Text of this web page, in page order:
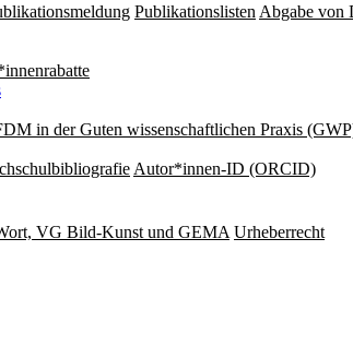
Publikationslisten Abgabe von
in der Guten wissenschaftlichen Praxis
Autor*innen-ID (ORCID)
VG Bild-Kunst und GEMA Urheberrecht